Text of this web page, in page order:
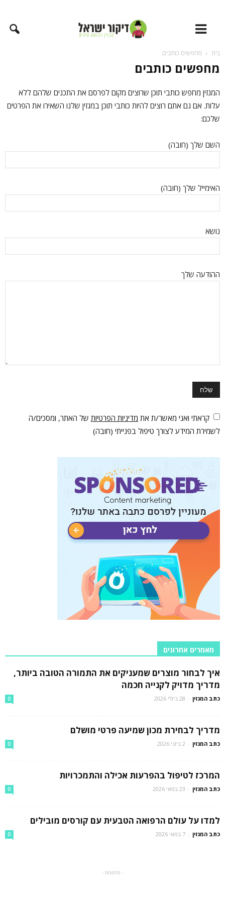
בית מחפשים כותבים
מחפשים כותבים
המגזין מחפש כותבי תוכן שרוצים מקום לפרסם את התכנים שלהם ללא
עלות. אם גם אתם רוצים להיות כותבי תוכן במגזין שלנו השאירו את הפרטים
שלכם:
השם שלך (חובה)
האימייל שלך (חובה)
נושא
ההודעה שלך
קראתי ואני מאשר/ת את מדיניות הפרטיות של האתר, ומסכים/ה
לשמירת המידע לצורך טיפול בפנייתי (חובה)
מאמרים אחרונים
איך לבחור מוצרים שמעניקים את התמורה הטובה ביותר,
מדריך מדויק לקנייה חכמה
כתב המגזין - 28 ביולי 2026 0
מדריך לבחירת מכון שמיעה פרטי מושלם
כתב המגזין - 2 ביוני 2026 0
המרכז לטיפול בהפרעות אכילה והתמכרויות
כתב המגזין - 23 במאי 2026 0
למדו על עולם הרפואה הטבעית עם קורסים מובילים
כתב המגזין - 7 במאי 2026 0
- פרסומת -